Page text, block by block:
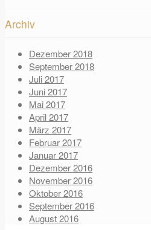
Archiv
Dezember 2018
September 2018
Juli 2017
Juni 2017
Mai 2017
April 2017
März 2017
Februar 2017
Januar 2017
Dezember 2016
November 2016
Oktober 2016
September 2016
August 2016